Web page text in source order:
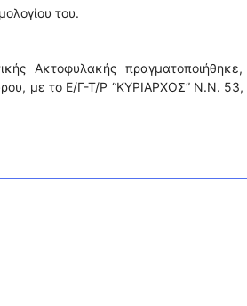
του.
Ακτοφυλακής
με το Ε/Γ-Τ/Ρ “ΚΥΡΙΑΡΧΟΣ” Ν.Ν. 53,